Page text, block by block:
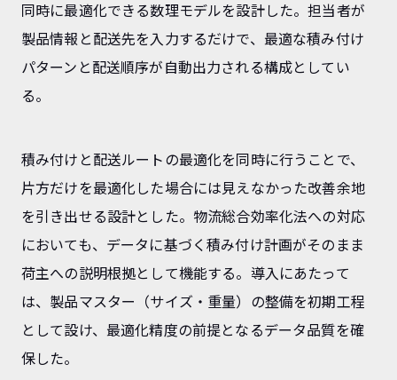
同時に最適化できる数理モデルを設計した。担当者が
製品情報と配送先を入力するだけで、最適な積み付け
パターンと配送順序が自動出力される構成としてい
る。
積み付けと配送ルートの最適化を同時に行うことで、
片方だけを最適化した場合には見えなかった改善余地
を引き出せる設計とした。物流総合効率化法への対応
においても、データに基づく積み付け計画がそのまま
荷主への説明根拠として機能する。導入にあたって
は、製品マスター（サイズ・重量）の整備を初期工程
として設け、最適化精度の前提となるデータ品質を確
保した。